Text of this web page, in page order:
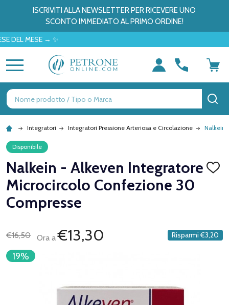
ISCRIVITI ALLA NEWSLETTER PER RICEVERE UNO
SCONTO IMMEDIATO AL PRIMO ORDINE!
MESE → ✨
Ricerca
Integratori Integratori Pressione Arteriosa e Circolazione Nalkein
Disponibile
Nalkein - Alkeven Integratore
Microcircolo Confezione 30
Compresse
€16,50 Ora a€13,30 Risparmi €3,20
19%